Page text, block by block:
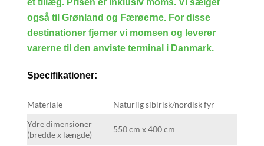
også til Grønland og Færøerne. For disse
destinationer fjerner vi momsen og leverer
varerne til den anviste terminal i Danmark.
Specifikationer:
Materiale
Naturlig sibirisk/nordisk fyr
Ydre dimensioner
(bredde x længde)
550 cm x 400 cm